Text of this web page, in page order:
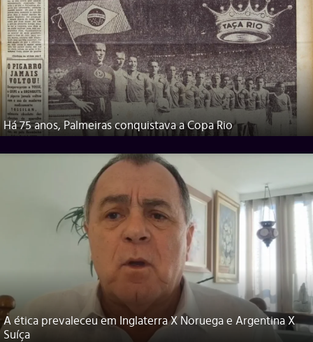
Há 75 anos, Palmeiras conquistava a Copa Rio
A ética prevaleceu em Inglaterra X Noruega e Argentina X
Suíça